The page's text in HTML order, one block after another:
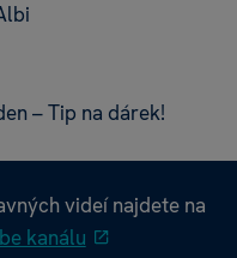
– Tip na dárek!
videí najdete na
kanálu